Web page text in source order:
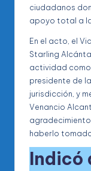
ciudadanos
apoyo total a
En el acto, el
Starling
actividad como
presidente de
jurisdicción, y
Venancio
haberlo
Indicó